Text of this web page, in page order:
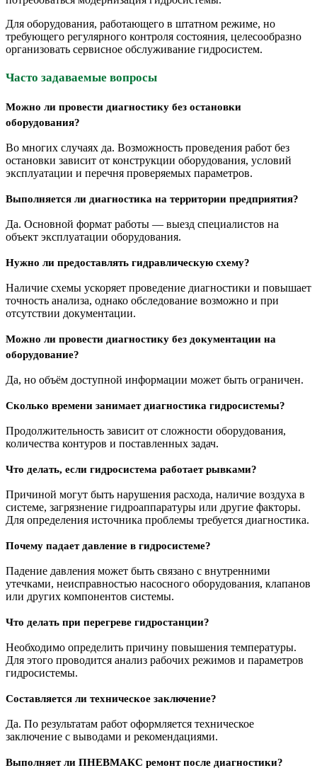
Для оборудования, работающего в штатном режиме, но
требующего регулярного контроля состояния, целесообразно
организовать сервисное обслуживание гидросистем.
Часто задаваемые вопросы
Можно ли провести диагностику без остановки
оборудования?
Во многих случаях да. Возможность проведения работ без
остановки зависит от конструкции оборудования, условий
эксплуатации и перечня проверяемых параметров.
Выполняется ли диагностика на территории предприятия?
Да. Основной формат работы — выезд специалистов на
объект эксплуатации оборудования.
Нужно ли предоставлять гидравлическую схему?
Наличие схемы ускоряет проведение диагностики и повышает
точность анализа, однако обследование возможно и при
отсутствии документации.
Можно ли провести диагностику без документации на
оборудование?
Да, но объём доступной информации может быть ограничен.
Сколько времени занимает диагностика гидросистемы?
Продолжительность зависит от сложности оборудования,
количества контуров и поставленных задач.
Что делать, если гидросистема работает рывками?
Причиной могут быть нарушения расхода, наличие воздуха в
системе, загрязнение гидроаппаратуры или другие факторы.
Для определения источника проблемы требуется диагностика.
Почему падает давление в гидросистеме?
Падение давления может быть связано с внутренними
утечками, неисправностью насосного оборудования, клапанов
или других компонентов системы.
Что делать при перегреве гидростанции?
Необходимо определить причину повышения температуры.
Для этого проводится анализ рабочих режимов и параметров
гидросистемы.
Составляется ли техническое заключение?
Да. По результатам работ оформляется техническое
заключение с выводами и рекомендациями.
Выполняет ли ПНЕВМАКС ремонт после диагностики?